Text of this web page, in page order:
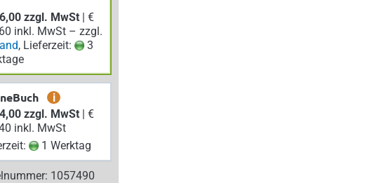
zzgl. MwSt | €
inkl. MwSt – zzgl.
, Lieferzeit:
3
i
zzgl. MwSt | €
inkl. MwSt
1 Werktag
1057490